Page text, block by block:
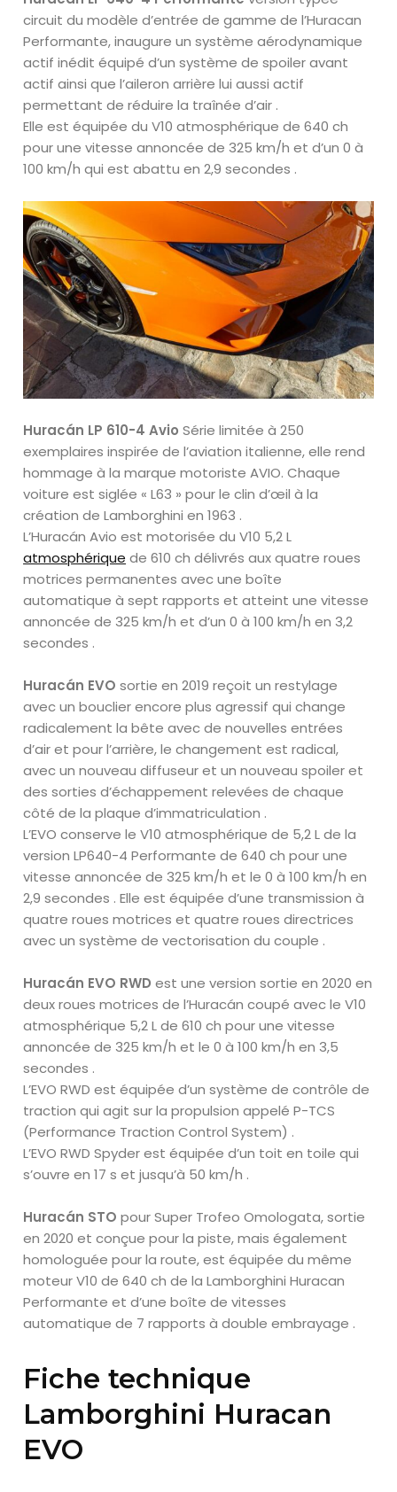
circuit du modèle d’entrée de gamme de l’Huracan
Performante, inaugure un système aérodynamique
actif inédit équipé d’un système de spoiler avant
actif ainsi que l’aileron arrière lui aussi actif
permettant de réduire la traînée d’air .
Elle est équipée du V10 atmosphérique de 640 ch
pour une vitesse annoncée de 325 km/h et d’un 0 à
100 km/h qui est abattu en 2,9 secondes .
Huracán LP 610-4 Avio Série limitée à 250
exemplaires inspirée de l’aviation italienne, elle rend
hommage à la marque motoriste AVIO. Chaque
voiture est siglée « L63 » pour le clin d’œil à la
création de Lamborghini en 1963 .
L’Huracán Avio est motorisée du V10 5,2 L
atmosphérique de 610 ch délivrés aux quatre roues
motrices permanentes avec une boîte
automatique à sept rapports et atteint une vitesse
annoncée de 325 km/h et d’un 0 à 100 km/h en 3,2
secondes .
Huracán EVO sortie en 2019 reçoit un restylage
avec un bouclier encore plus agressif qui change
radicalement la bête avec de nouvelles entrées
d’air et pour l’arrière, le changement est radical,
avec un nouveau diffuseur et un nouveau spoiler et
des sorties d’échappement relevées de chaque
côté de la plaque d’immatriculation .
L’EVO conserve le V10 atmosphérique de 5,2 L de la
version LP640-4 Performante de 640 ch pour une
vitesse annoncée de 325 km/h et le 0 à 100 km/h en
2,9 secondes . Elle est équipée d’une transmission à
quatre roues motrices et quatre roues directrices
avec un système de vectorisation du couple .
Huracán EVO RWD est une version sortie en 2020 en
deux roues motrices de l’Huracán coupé avec le V10
atmosphérique 5,2 L de 610 ch pour une vitesse
annoncée de 325 km/h et le 0 à 100 km/h en 3,5
secondes .
L’EVO RWD est équipée d’un système de contrôle de
traction qui agit sur la propulsion appelé P-TCS
(Performance Traction Control System) .
L’EVO RWD Spyder est équipée d’un toit en toile qui
s’ouvre en 17 s et jusqu’à 50 km/h .
Huracán STO pour Super Trofeo Omologata, sortie
en 2020 et conçue pour la piste, mais également
homologuée pour la route, est équipée du même
moteur V10 de 640 ch de la Lamborghini Huracan
Performante et d’une boîte de vitesses
automatique de 7 rapports à double embrayage .
Fiche technique
Lamborghini Huracan
EVO